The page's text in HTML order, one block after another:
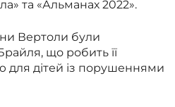
та «Альманах 2022».
Вертоли були
що робить її
для дітей із порушеннями